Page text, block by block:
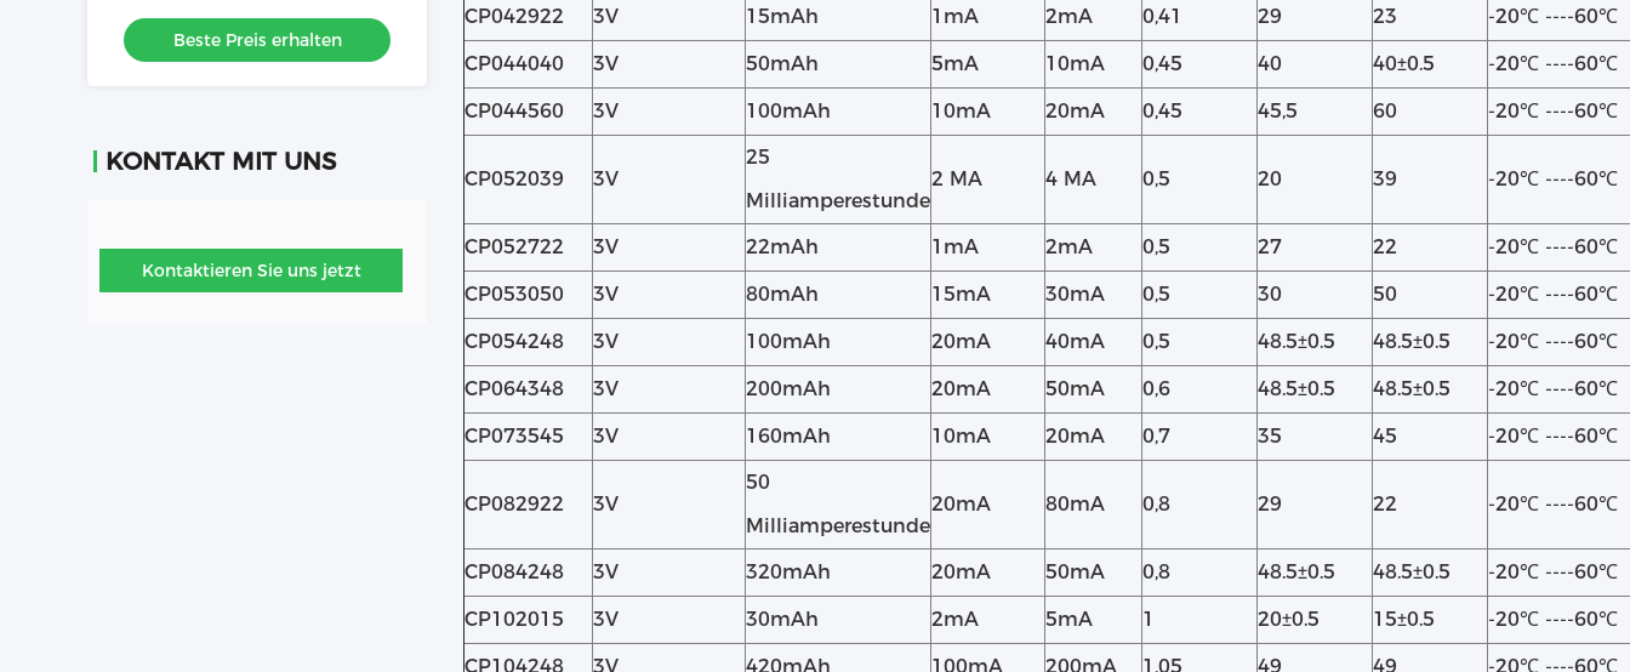
Batterie kundenspezifisch
Beste Preis erhalten
KONTAKT MIT UNS
Kontaktieren Sie uns jetzt
CP042922 3V 15mAh 1mA 2mA 0,41 29 23 -20℃ ----60℃
CP044040 3V 50mAh 5mA 10mA 0,45 40 40±0.5 -20℃ ----60℃
CP044560 3V 100mAh 10mA 20mA 0,45 45,5 60 -20℃ ----60℃
CP052039 3V
25
Milliamperestunde
2 MA 4 MA 0,5 20 39 -20℃ ----60℃
CP052722 3V 22mAh 1mA 2mA 0,5 27 22 -20℃ ----60℃
CP053050 3V 80mAh 15mA 30mA 0,5 30 50 -20℃ ----60℃
CP054248 3V 100mAh 20mA 40mA 0,5 48.5±0.5 48.5±0.5 -20℃ ----60℃
CP064348 3V 200mAh 20mA 50mA 0,6 48.5±0.5 48.5±0.5 -20℃ ----60℃
CP073545 3V 160mAh 10mA 20mA 0,7 35 45 -20℃ ----60℃
CP082922 3V
50
Milliamperestunde
20mA 80mA 0,8 29 22 -20℃ ----60℃
CP084248 3V 320mAh 20mA 50mA 0,8 48.5±0.5 48.5±0.5 -20℃ ----60℃
CP102015 3V 30mAh 2mA 5mA 1 20±0.5 15±0.5 -20℃ ----60℃
CP104248 3V 420mAh 100mA 200mA 1,05 49 49 -20℃ ----60℃